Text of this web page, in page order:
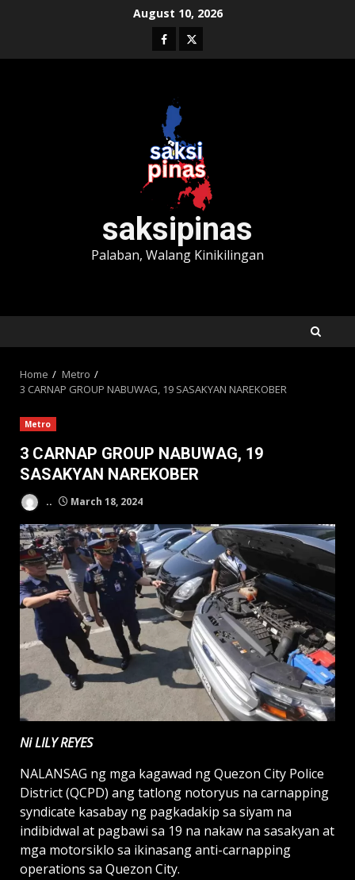
August 10, 2026
Facebook
Twitter
saksipinas
Palaban, Walang Kinikilingan
Home
Metro
3 CARNAP GROUP NABUWAG, 19 SASAKYAN NAREKOBER
Metro
3 CARNAP GROUP NABUWAG, 19
SASAKYAN NAREKOBER
.. March 18, 2024
Ni LILY REYES
NALANSAG ng mga kagawad ng Quezon City Police
District (QCPD) ang tatlong notoryus na carnapping
syndicate kasabay ng pagkadakip sa siyam na
indibidwal at pagbawi sa 19 na nakaw na sasakyan at
mga motorsiklo sa ikinasang anti-carnapping
operations sa Quezon City.